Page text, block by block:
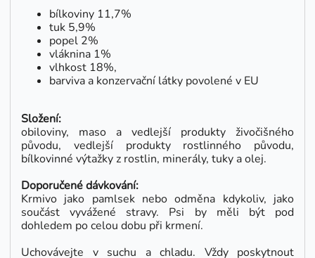
bílkoviny 11,7%
tuk 5,9%
popel 2%
vláknina 1%
vlhkost 18%,
barviva a konzervační látky povolené v EU
Složení:
obiloviny, maso a vedlejší produkty živočišného
původu, vedlejší produkty rostlinného původu,
bílkovinné výtažky z rostlin, minerály, tuky a olej.
Doporučené dávkování:
Krmivo jako pamlseknebo odměna kdykoliv, jako
součástvyvážené stravy. Psi by měli býtpod
dohledem po celou dobu při krmení.
Uchovávejte v suchu a chladu. Vždy poskytnout